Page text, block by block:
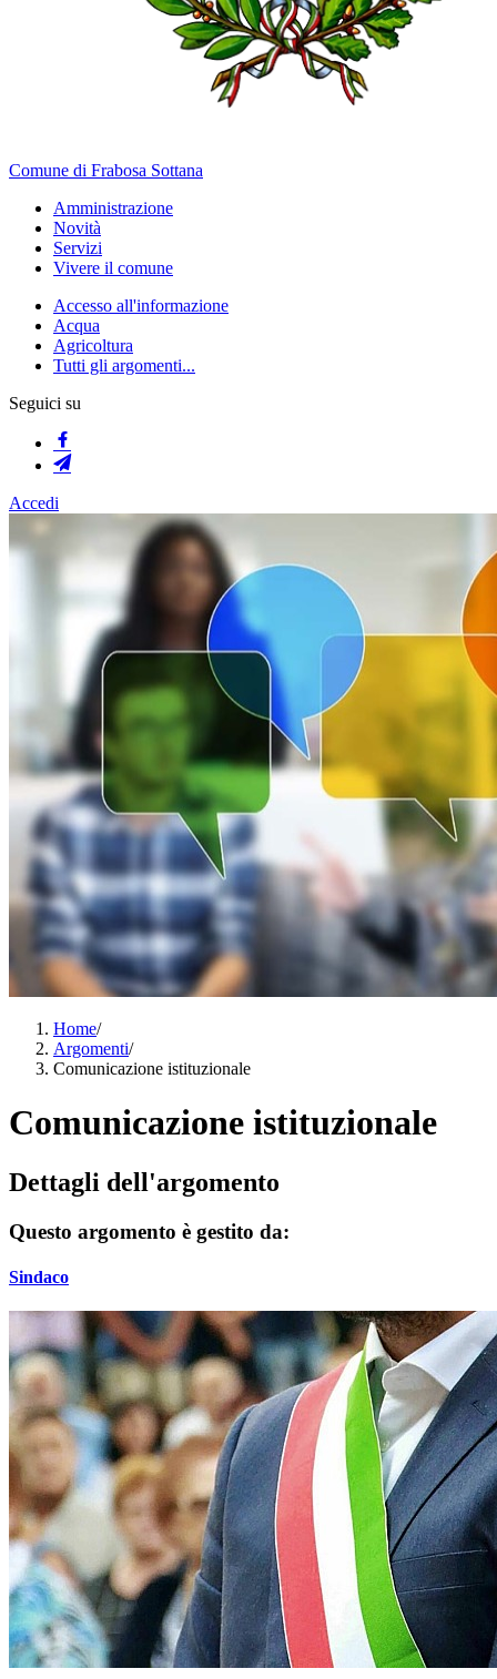
Comune di Frabosa Sottana
Amministrazione
Novità
Servizi
Vivere il comune
Accesso all'informazione
Acqua
Agricoltura
Tutti gli argomenti...
Seguici su
Accedi
Home/
Argomenti/
Comunicazione istituzionale
Comunicazione istituzionale
Dettagli dell'argomento
Questo argomento è gestito da:
Sindaco